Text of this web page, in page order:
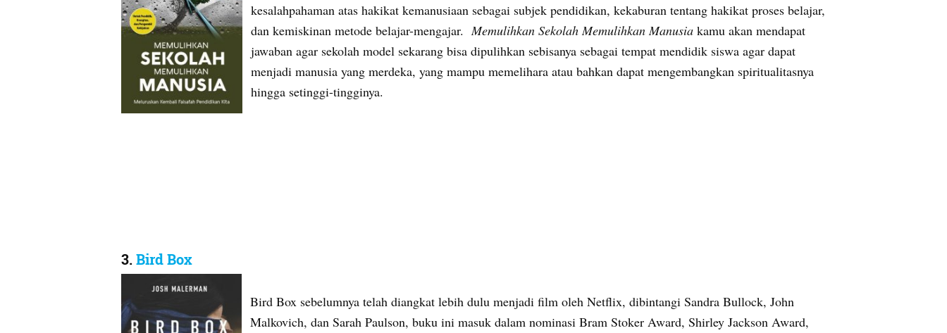
kesalahpahaman atas hakikat kemanusiaan sebagai subjek pendidikan, kekaburan tentang hakikat proses belajar,
dan kemiskinan metode belajar-mengajar. Memulihkan Sekolah Memulihkan Manusia kamu akan mendapat
jawaban agar sekolah model sekarang bisa dipulihkan sebisanya sebagai tempat mendidik siswa agar dapat
menjadi manusia yang merdeka, yang mampu memelihara atau bahkan dapat mengembangkan spiritualitasnya
hingga setinggi-tingginya.
3.Bird Box
Bird Box sebelumnya telah diangkat lebih dulu menjadi film oleh Netflix, dibintangi Sandra Bullock, John
Malkovich, dan Sarah Paulson, buku ini masuk dalam nominasi Bram Stoker Award, Shirley Jackson Award,